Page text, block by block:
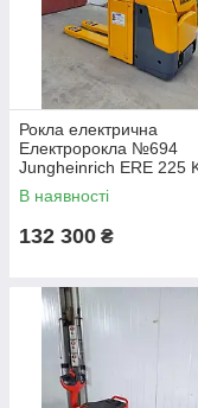
Рокла електрична
Електророкла №694
Jungheinrich ERE 225
2500kg
В наявності
132 300 ₴